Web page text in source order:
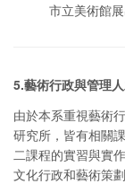
市立美術館展
5.藝術行政與管理
由於本系重視藝術
研究所，皆有相關
二課程的實習與實
文化行政和藝術策